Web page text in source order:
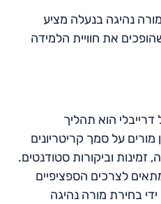
נהיגה בנעלה מציע
את חוויית הלמידה
הוא תהליך
על סמך קריטריונים
זמינות וביקורות סטודנטים.
לצרכים הספציפיים
בחירת מורה נהיגה